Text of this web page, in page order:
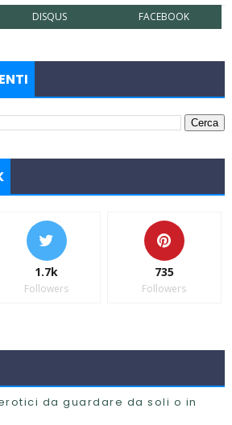
DISQUS FACEBOOK
1.7k
Followers
735
Followers
da guardare da soli o in